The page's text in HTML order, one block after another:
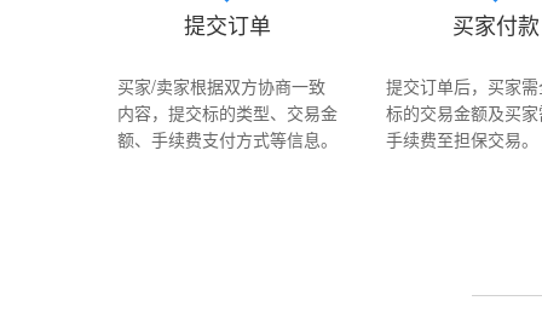
提交订单
买家/卖家根据双方协商一致
内容，提交标的类型、交易金
额、手续费支付方式等信息。
买家付款
提交订单后，买家
标的交易金额及买
手续费至担保交易。